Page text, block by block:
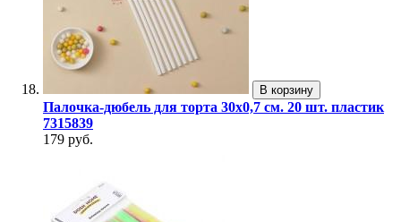
В корзину
Палочка-дюбель для торта 30х0,7 см. 20 шт. пластик
7315839
179 руб.